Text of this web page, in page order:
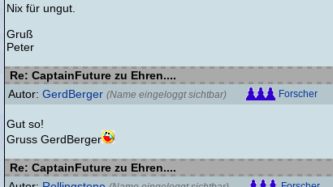
Nix für ungut.
Gruß
Peter
Re: CaptainFuture zu Ehren....
Autor: GerdBerger (Name eingeloggt sichtbar) Forscher
Gut so!
Gruss GerdBerger
Re: CaptainFuture zu Ehren....